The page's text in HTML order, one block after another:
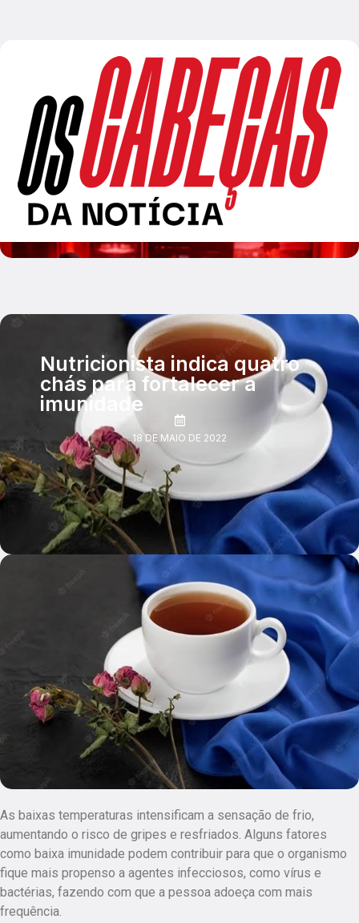
Nutricionista indica quatro
chás para fortalecer a
imunidade
18 DE MAIO DE 2022
As baixas temperaturas intensificam a sensação de frio,
aumentando o risco de gripes e resfriados. Alguns fatores
como baixa imunidade podem contribuir para que o organismo
fique mais propenso a agentes infecciosos, como vírus e
bactérias, fazendo com que a pessoa adoeça com mais
frequência.